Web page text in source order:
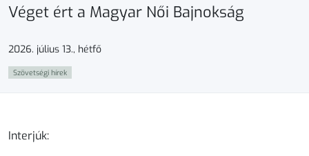
Véget ért a Magyar Női Bajnokság
2026. július 13., hétfő
Szövetségi hírek
Interjúk: